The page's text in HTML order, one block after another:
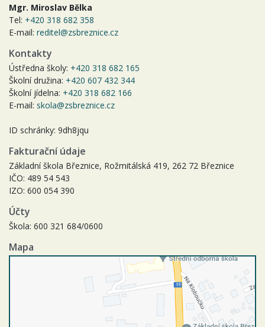
Mgr. Miroslav Bělka
Tel: +420 318 682 358
E-mail: reditel@zsbreznice.cz
Kontakty
Ústředna školy: +420 318 682 165
Školní družina: +420 607 432 344
Školní jídelna: +420 318 682 166
E-mail: skola@zsbreznice.cz
ID schránky: 9dh8jqu
Fakturační údaje
Základní škola Březnice, Rožmitálská 419, 262 72 Březnice
IČO: 489 54 543
IZO: 600 054 390
Účty
Škola: 600 321 684/0600
Mapa